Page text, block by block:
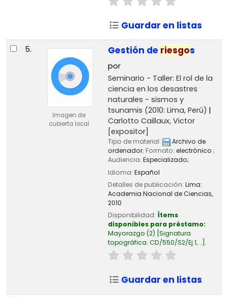
Guardar en listas
5.
Imagen de
cubierta local
Gestión de riesgos
por
Seminario - Taller: El rol de la
ciencia en los desastres
naturales - sismos y
tsunamis (2010: Lima, Perú)
Carlotto Caillaux, Victor
[expositor]
Tipo de material:
Archivo de
ordenador; Formato: electrónico ;
Audiencia: Especializado;
Idioma: Español
Detalles de publicación: Lima:
Academia Nacional de Ciencias,
2010
Disponibilidad: Ítems
disponibles para préstamo:
Mayorazgo (2) Signatura
topográfica: CD/550/S2/Ej.1, .. .
Guardar en listas